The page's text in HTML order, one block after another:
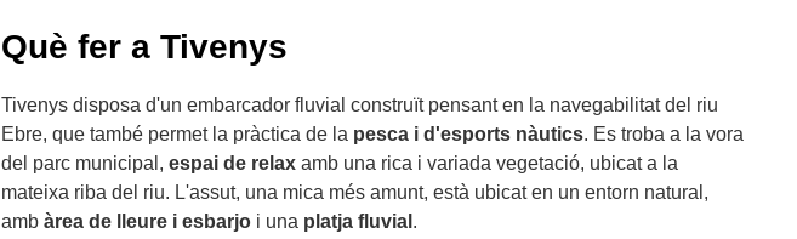
Què fer a Tivenys
Tivenys disposa d'un embarcador fluvial construït pensant en la navegabilitat del riu
Ebre, que també permet la pràctica de la pesca i d'esports nàutics. Es troba a la vora
del parc municipal, espai de relax amb una rica i variada vegetació, ubicat a la
mateixa riba del riu. L'assut, una mica més amunt, està ubicat en un entorn natural,
amb àrea de lleure i esbarjo i una platja fluvial .